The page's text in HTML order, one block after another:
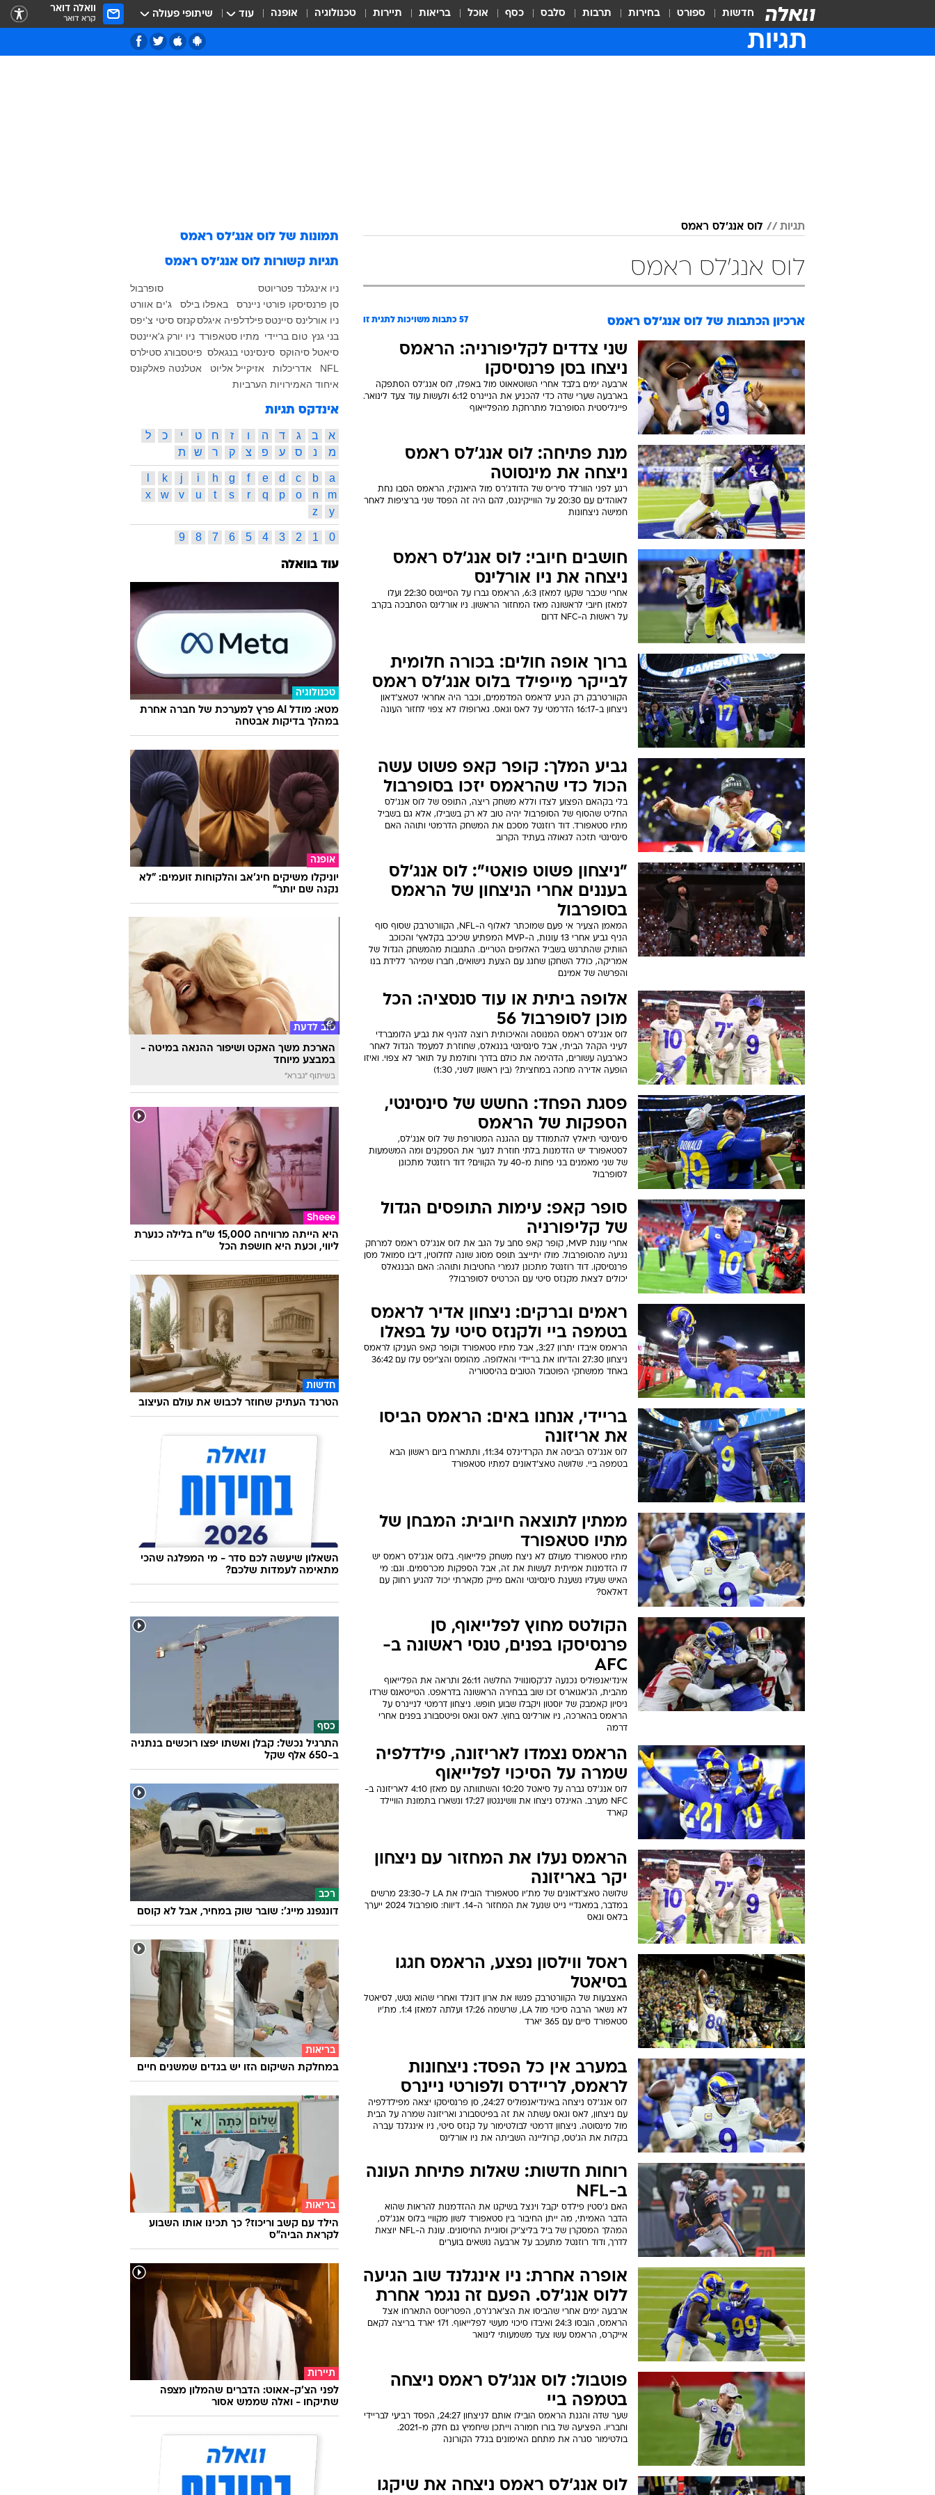
חדשות ספורט בחירות תרבות סלבס כסף אוכל בריאות תיירות טכנולוגיה אופנה עוד שיתופי פעולה וואלה דואר
קרא דואר
תגיות
תגיות לוס אנג'לס ראמס
לוס אנג'לס ראמס
ארכיון הכתבות של לוס אנג'לס ראמס 57 כתבות משויכות לתגית זו
שני צדדים לקליפורניה: הראמס
ניצחו בסן פרנסיסקו
ארבעה ימים בלבד אחרי השוטאאוט מול באפלו, לוס אנג'לס הסתפקה
בארבעה שערי שדה כדי להכניע את הניינרס 6:12 ולעשות עוד צעד לינואר.
פיינליסטית הסופרבול מתרחקת מהפלייאוף
מנת פתיחה: לוס אנג'לס ראמס
ניצחה את מינסוטה
רגע לפני הוורלד סיריס של הדודג'רס מול היאנקיז, הראמס הסבו נחת
לאוהדים עם 20:30 על הווייקינגס, להם היה זה הפסד שני ברציפות לאחר
חמישה ניצחונות
חושבים חיובי: לוס אנג'לס ראמס
ניצחה את ניו אורלינס
אחרי שכבר שקעו למאזן 6:3, הראמס גברו על הסיינטס 22:30 ועלו
למאזן חיובי לראשונה מאז המחזור הראשון. ניו אורלינס הסתבכה בקרב
על ראשות ה-NFC דרום
ברוך אופה חולים: בכורה חלומית
לבייקר מייפילד בלוס אנג'לס ראמס
הקוורטרבק רק הגיע לראמס המדממים, וכבר היה אחראי לטאצ'דאון
ניצחון ב-16:17 הדרמטי על לאס וגאס. גארופולו לא צפוי לחזור העונה
גביע המלך: קופר קאפ פשוט עשה
הכול כדי שהראמס יזכו בסופרבול
בלי בקהאם הפצוע לצדו וללא משחק ריצה, התופס של לוס אנג'לס
החליט שהסוף של הסופרבול יהיה טוב לא רק בשבילו, אלא גם בשביל
מתיו סטאפורד. דוד רוזנטל מסכם את המשחק הדרמטי ותוהה האם
סינסינטי תזכה לגאולה בעתיד הקרוב
"ניצחון פשוט פואטי": לוס אנג'לס
בעננים אחרי הניצחון של הראמס
בסופרבול
המאמן הצעיר אי פעם שמוכתר לאלוף ה-NFL, הקוורטרבק שסוף סוף
הניף גביע אחרי 13 עונות, ה-MVP המפתיע שכיכב בקלאץ' והכוכב
הוותיק שהתרגש בשביל האלופים הטריים. התגובות מהמשחק הגדול של
אמריקה, כולל השחקן שחגג עם הצעת נישואים, חברו שמיהר ללידת בנו
והפרשה של אמינם
אלופה ביתית או עוד סנסציה: הכל
מוכן לסופרבול 56
לוס אנג'לס ראמס המנוסה והאיכותית רוצה להניף את גביע הלומברדי
לעיני הקהל הביתי, אבל סינסינטי בנגאלס, שחוזרת למעמד הגדול לאחר
כארבעה עשורים, הדהימה את כולם בדרך וחולמת על תואר לא צפוי. ואיזו
הופעה אדירה מחכה במחצית? (בין ראשון לשני, 1:30)
פסגת הפחד: החשש של סינסינטי,
הספקות של הראמס
סינסינטי תיאלץ להתמודד עם ההגנה המטורפת של לוס אנג'לס,
לסטאפורד יש הזדמנות בלתי חוזרת לנער את הספקנים ומה המשמעות
של שני מאמנים בני פחות מ-40 על הקווים? דוד רוזנטל מתכונן
לסופרבול
סופר קאפ: עימות התופסים הגדול
של קליפורניה
אחרי עונת MVP, קופר קאפ סחב על הגב את לוס אנג'לס ראמס למרחק
נגיעה מהסופרבול. מולו יתייצב תופס מסוג שונה לחלוטין, דיבו סמואל מסן
פרנסיסקו. דוד רוזנטל מתכונן לגמרי החטיבות ותוהה: האם הבנגאלס
יכולים לצאת מקנזס סיטי עם הכרטיס לסופרבול?
ראמים וברקים: ניצחון אדיר לראמס
בטמפה ביי ולקנזס סיטי על בפאלו
הראמס איבדו יתרון 3:27, אבל מתיו סטאפורד וקופר קאפ העניקו לראמס
ניצחון 27:30 והדיחו את בריידי והאלופה. מהומס והצ'יפס עלו עם 36:42
באחד ממשחקי הפוטבול הטובים בהיסטוריה
בריידי, אנחנו באים: הראמס הביסו
את אריזונה
לוס אנג'לס הביסה את הקרדינלס 11:34, ותתארח ביום ראשון הבא
בטמפה ביי. שלושה טאצ'דאונים למתיו סטאפורד
ממתין לתוצאה חיובית: המבחן של
מתיו סטאפורד
מתיו סטאפורד מעולם לא ניצח משחק פלייאוף. בלוס אנג'לס ראמס יש
לו הזדמנות אמיתית לעשות את זה, אבל הספקות מכרסמים. וגם: מי
האיש שעליו נשענת סינסינטי והאם מייק מקארתי יכול להגיע רחוק עם
דאלאס?
הקולטס מחוץ לפלייאוף, סן
פרנסיסקו בפנים, טנסי ראשונה ב-
AFC
אינדיאנפוליס נכנעה לג'קסונוויל החלשה 26:11 ותראה את הפלייאוף
מהבית, הג'אגוארס זכו שוב בבחירה הראשונה בדראפט. הטייטאנס שרדו
ניסיון קאמבק של יוסטון ויקבלו שבוע חופש. ניצחון דרמטי לניינרס על
הראמס בהארכה, ניו אורלינס בחוץ. לאס וגאס ופיטסבורג בפנים אחרי
דרמה
הראמס נצמדו לאריזונה, פילדלפיה
שמרה על הסיכוי לפלייאוף
לוס אנג'לס גברה על סיאטל 10:20 והשתוותה עם מאזן 4:10 לאריזונה ב-
NFC מערב. האיגלס ניצחו את וושינגטון 17:27 ונשארו בתמונת הוויילד
קארד
הראמס נעלו את המחזור עם ניצחון
יקר באריזונה
שלושה טאצ'דאונים של מת'יו סטאפורד הובילו את LA ל-23:30 מרשים
במדבר, במאנדיי נייט שנעל את המחזור ה-14. דיווח: סופרבול 2024 ייערך
בלאס וגאס
ראסל ווילסון נפצע, הראמס חגגו
בסיאטל
האצבעות של הקוורטרבק פגשו את ארון דונלד ואחרי שהוא נטש, לסיאטל
לא נשאר הרבה סיכוי מול LA, שרשמה 17:26 ועלתה למאזן 1:4. מת'יו
סטאפורד סיים עם 365 יארד
במערב אין כל הפסד: ניצחונות
לראמס, לריידרס ולפורטי ניינרס
לוס אנג'לס ניצחה באינדיאנפוליס 24:27, סן פרנסיסקו יצאה מפילדלפיה
עם ניצחון, לאס וגאס עשתה את זה בפיטסבורג ואריזונה שמרה על הבית
מול מינסוטה. ניצחון דרמטי לבולטימור על קנזס סיטי, ניו אינגלנד עברה
בקלות את הג'טס, קרוליינה השביתה את ניו אורלינס
רוחות חדשות: שאלות פתיחת העונה
ב-NFL
האם ג'סטין פילדס יקבל וינצל בשיקגו את ההזדמנות להראות שהוא
הדבר האמיתי, מה ייתן החיבור בין סטאפורד לשון מקוויי בלוס אנג'לס,
המהלך המסקרן של ביל בליצ'יק וסוגיית החיסונים. עונת ה-NFL יוצאת
לדרך, ודוד רוזנטל מתעכב על ארבעה נושאים בוערים
אופרה אחרת: ניו אינגלנד שוב הגיעה
ללוס אנג'לס. הפעם זה נגמר אחרת
ארבעה ימים אחרי שהביסו את הצ'ארג'רס, הפטריוטס התארחו אצל
הראמס, הובסו 24:3 ואיבדו סיכוי מעשי לפלייאוף. 171 יארד בריצה לקאם
אייקרס, הראמס עשו צעד משמעותי לינואר
פוטבול: לוס אנג'לס ראמס ניצחה
בטמפה ביי
שער שדה והגנת הראמס הובילו אותם לניצחון 24:27, הפסד רביעי לבריידי
וחבריו. הפציעה של בורו חמורה וייתכן שיחמיץ גם חלק מ-2021.
בולטימור סגרה את מתחם האימונים בגלל הקורונה
לוס אנג'לס ראמס ניצחה את שיקגו
תמונות של לוס אנג'לס ראמס
תגיות קשורות לוס אנג'לס ראמס
ניו אינגלנד פטריוטס
סופרבול
סן פרנסיסקו פורטי ניינרס
באפלו בילס
ג'ים אוורט
ניו אורלינס סיינטספילדלפיה איגלסקנזס סיטי צ'יפס
בני גנץ טום בריידי מתיו סטאפורד ניו יורק ג'איינטס
סיאטל סיהוקס סינסינטי בנגאלס פיטסבורג סטילרס
NFL
אדריכלות אזיקייל אליוט
אטלנטה פאלקונס
איחוד האמירויות הערביות
אינדקס תגיות
א ב ג ד ה ו ז ח ט י כ
ל
מ
נ ס ע פ צ ק ר ש ת
a
b
c
d
e
f
g
h
i
j
k
m
n
o
p
q
r
s
t
u
v
w
x
y
z
0
1
2
3
4
5
6
7
8
9
עוד בוואלה
טכנולוגיה
מטא: מודל AI פרץ למערכת של חברה אחרת
במהלך בדיקות אבטחה
אופנה
יוניקלו משיקים חיג'אב והלקוחות זועמים: "לא
נקנה שם יותר"
טוב לדעת
הארכת משך האקט ושיפור ההנאה במיטה -
במבצע מיוחד
בשיתוף "גברא"
Sheee
היא הייתה מרוויחה 15,000 ש"ח בלילה כנערת
ליווי, וכעת היא חושפת הכל
חדשות
הטרנד העתיק שחוזר לכבוש את עולם העיצוב
השאלון שיעשה לכם סדר - מי המפלגה שהכי
מתאימה לעמדות שלכם?
כסף
התרגיל נכשל: קבלן ואשתו יפצו רוכשים בנתניה
ב-650 אלף שקל
רכב
דונגפנג מייג': שובר שוק במחיר, אבל לא קוסם
בריאות
במחלקת השיקום הזו יש בגדים שמשנים חיים
בריאות
הילד עם קשב וריכוז? כך תכינו אותו השבוע
לקראת הביה"ס
תיירות
לפני הצ'ק-אאוט: הדברים שהמלון מצפה
שתיקחו - ואלה שממש אסור